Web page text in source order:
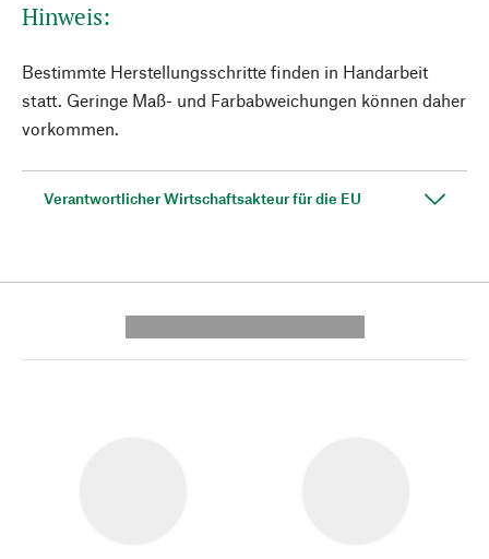
Hinweis:
Bestimmte Herstellungsschritte finden in Handarbeit
statt. Geringe Maß- und Farbabweichungen können daher
vorkommen.
Verantwortlicher Wirtschaftsakteur für die EU